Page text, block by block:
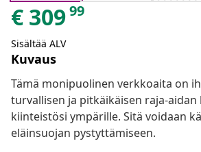
€ 30999
Sisältää ALV
Kuvaus
Tämä monipuolinen verkkoaita on
turvallisen ja pitkäikäisen raja-aidan
kiinteistösi ympärille. Sitä voidaan
eläinsuojan pystyttämiseen.